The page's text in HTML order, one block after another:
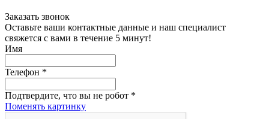
Заказать звонок
Оставьте ваши контактные данные и наш специалист
свяжется с вами в течение 5 минут!
Имя
Телефон *
Подтвердите, что вы не робот *
Поменять картинку